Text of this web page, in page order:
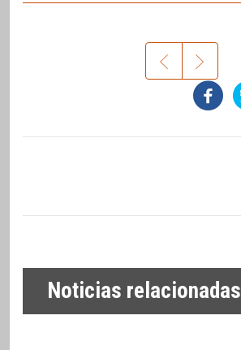
Noticias relacionadas